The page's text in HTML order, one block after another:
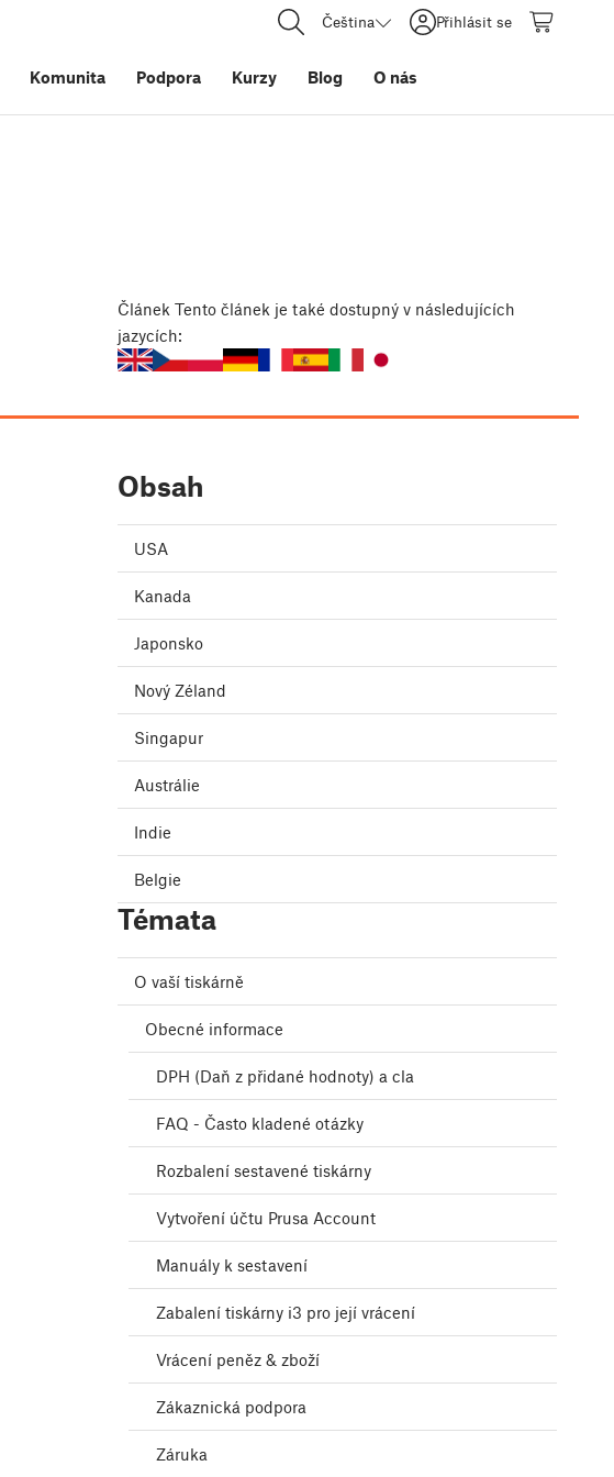
Čeština Přihlásit se
Komunita Podpora Kurzy Blog O nás
Článek Tento článek je také dostupný v následujících
jazycích:
Obsah
USA
Kanada
Japonsko
Nový Zéland
Singapur
Austrálie
Indie
Belgie
Témata
O vaší tiskárně
Obecné informace
DPH (Daň z přidané hodnoty) a cla
FAQ - Často kladené otázky
Rozbalení sestavené tiskárny
Vytvoření účtu Prusa Account
Manuály k sestavení
Zabalení tiskárny i3 pro její vrácení
Vrácení peněz & zboží
Zákaznická podpora
Záruka